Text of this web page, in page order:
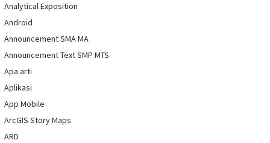
Analytical Exposition
Android
Announcement SMA MA
Announcement Text SMP MTS
Apa arti
Aplikasi
App Mobile
ArcGIS Story Maps
ARD